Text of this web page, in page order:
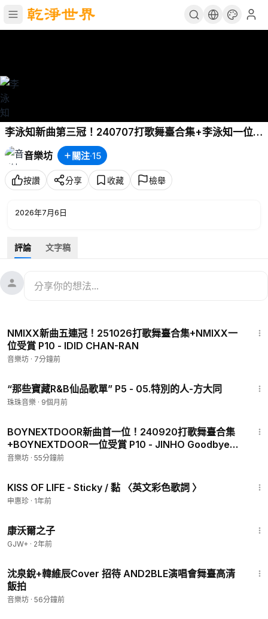
李泳知新曲第三冠！240707打歌舞臺合集+李泳知一位受
賞 P6 - KISS OF LIFE Sticky
音樂坊
關注·15
按讚 分享 收藏 檢舉
2026年7月6日
評論 文字稿
NMIXX新曲五連冠！251026打歌舞臺合集+NMIXX一
位受賞 P10 - IDID CHAN-RAN
音樂坊 · 7分鐘前
“那些寶藏R&B仙品歌單” P5 - 05.特別的人-方大同
珠珠音樂 · 9個月前
BOYNEXTDOOR新曲首一位！240920打歌舞臺合集
+BOYNEXTDOOR一位受賞 P10 - JINHO Goodbye
With You
音樂坊 · 55分鐘前
KISS OF LIFE - Sticky / 黏 〈英文彩色歌詞 〉
申惠珍 · 1年前
康沃爾之子
GJW+ · 2年前
沈泉銳+韓維辰Cover 招待 AND2BLE演唱會舞臺高清
飯拍
音樂坊 · 56分鐘前